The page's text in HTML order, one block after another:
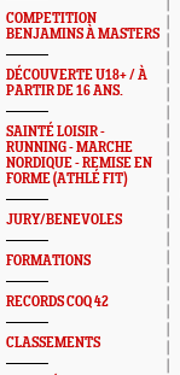
COMPETITION
BENJAMINS À MASTERS
DÉCOUVERTE U18+ / À
PARTIR DE 16 ANS.
SAINTÉ LOISIR -
RUNNING - MARCHE
NORDIQUE - REMISE EN
FORME (ATHLÉ FIT)
JURY/BENEVOLES
FORMATIONS
RECORDS COQ 42
CLASSEMENTS